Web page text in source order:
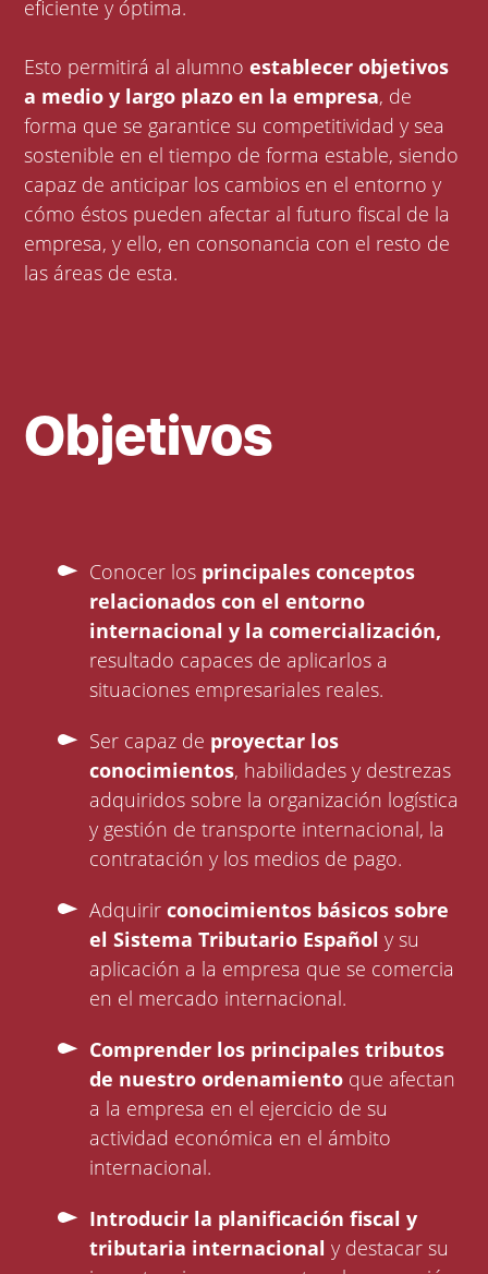
eficiente y óptima.
Esto permitirá al alumnoestablecer objetivos
a medio y largo plazo en la empresa, de
forma que se garantice su competitividad y sea
sostenible en el tiempo de forma estable, siendo
capaz de anticipar los cambios en el entorno y
cómo éstos pueden afectar al futuro fiscal de la
empresa, y ello, en consonancia con el resto de
las áreas de esta.
Objetivos
Conocer los principales conceptos
relacionados con el entorno
internacional y la comercialización,
resultado capaces de aplicarlos a
situaciones empresariales reales.
Ser capaz de proyectar los
conocimientos, habilidades y destrezas
adquiridos sobre la organización logística
y gestión de transporte internacional, la
contratación y los medios de pago.
Adquirirconocimientos básicos sobre
el Sistema Tributario Españoly su
aplicación a la empresa que se comercia
en el mercado internacional.
Comprender los principales tributos
de nuestro ordenamiento que afectan
a la empresa en el ejercicio de su
actividad económica en el ámbito
internacional.
Introducir la planificación fiscal y
tributaria internacional y destacar su